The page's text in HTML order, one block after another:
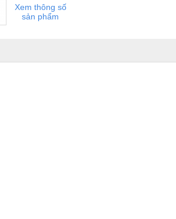
Xem thông số
sản phẩm